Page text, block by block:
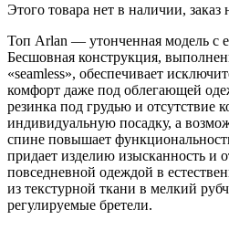
Этого товара нет в наличии, заказ
Топ Arlan — утонченная модель с
Бесшовная конструкция,
«seamless», обеспечивает
комфорт даже под облегающей
резинка под грудью и отсутствие
индивидуальную посадку, а
спине повышает
придает изделию изысканность и
повседневной одеждой в
из текстурной ткани в мелкий
регулируемые бретели.